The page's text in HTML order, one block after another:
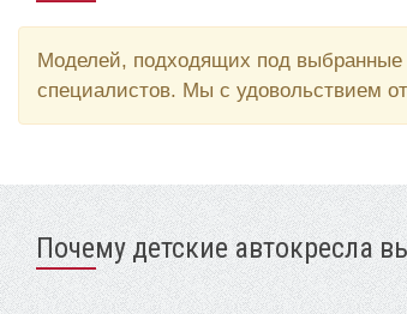
Моделей, подходящих под выбранные
специалистов. Мы с удовольствием
Почему детские автокресла